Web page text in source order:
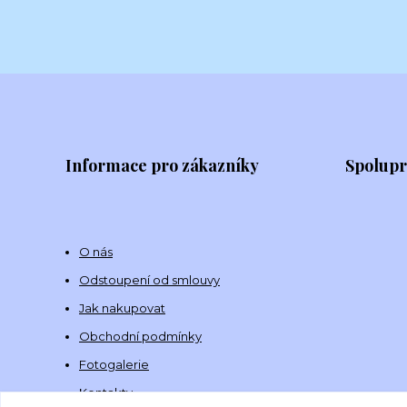
Informace pro zákazníky
O nás
Odstoupení od smlouvy
Jak nakupovat
Obchodní podmínky
Fotogalerie
Kontakty